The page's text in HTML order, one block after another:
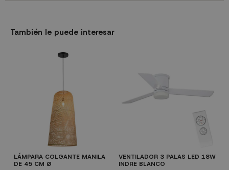
También le puede interesar
LÁMPARA COLGANTE MANILA
DE 45 CM Ø
VENTILADOR 3 PALAS LED 18W
INDRE BLANCO